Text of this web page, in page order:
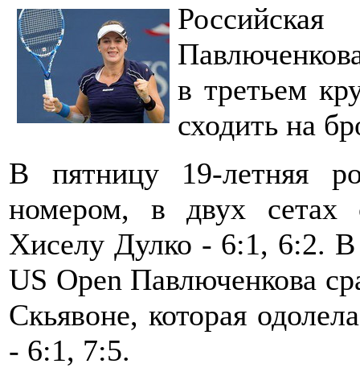
в третьем
сходить на
В пятницу 19-летняя
номером, в двух сетах
Хиселу Дулко - 6:1, 6:2.
US Open Павлюченкова
Скьявоне, которая
- 6:1, 7:5.